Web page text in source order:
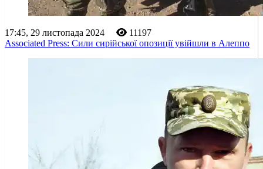
17:45, 29 листопада 2024
11197
Associated Press: Сили сирійської опозиції увійшли в Алеппо